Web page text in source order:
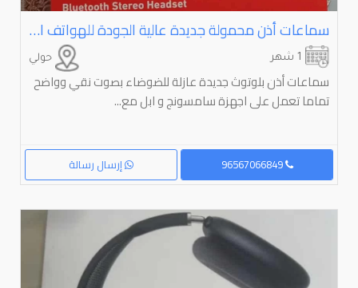
سماعات أذن محمولة جديدة عالية الجودة للهواتف المحمولة
حولي
سماعات أذن بلوتوث جديدة عازلة للضوضاء بصوت نقي وواضح
تماما تعمل على اجهزة سامسونج و ابل مع...
إرسال رسالة 96567066849